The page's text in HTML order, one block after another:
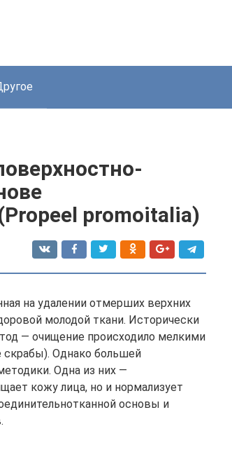
promoitalia)
на удалении отмерших верхних
молодой ткани. Исторически
— очищение происходило мелкими
Однако большей
Одна из них —
кожу лица, но и нормализует
основы и